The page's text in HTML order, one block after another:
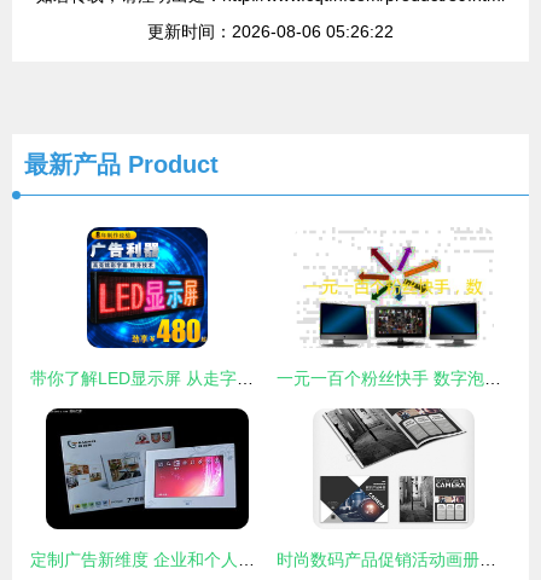
更新时间：2026-08-06 05:26:22
最新产品 Product
带你了解LED显示屏 从走字屏到数字广告制作的全方位应用 一元一百个粉丝快手 数字泡沫下的流量迷思与真实价值回归
定制广告新维度 企业和个人数码相框的创意数字广告设计 时尚数码产品促销活动画册设计 PSD分层资源与企业数字广告发布指南